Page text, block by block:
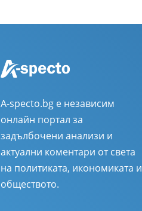
A-specto.bg е независим
онлайн портал за
задълбочени анализи и
актуални коментари от света
на политиката, икономиката и
обществото.